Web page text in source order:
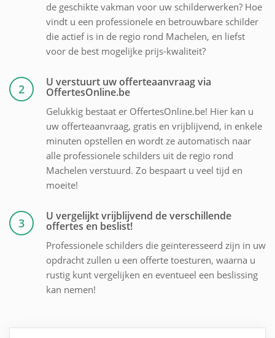
de geschikte vakman voor uw schilderwerken? Hoe
vindt u een professionele en betrouwbare schilder
die actief is in de regio rond Machelen, en liefst
voor de best mogelijke prijs-kwaliteit?
2 U verstuurt uw offerteaanvraag via
OffertesOnline.be
Gelukkig bestaat er OffertesOnline.be! Hier kan u
uw offerteaanvraag, gratis en vrijblijvend, in enkele
minuten opstellen en wordt ze automatisch naar
alle professionele schilders uit de regio rond
Machelen verstuurd. Zo bespaart u veel tijd en
moeite!
3 U vergelijkt vrijblijvend de verschillende
offertes en beslist!
Professionele schilders die geïnteresseerd zijn in uw
opdracht zullen u een offerte toesturen, waarna u
rustig kunt vergelijken en eventueel een beslissing
kan nemen!